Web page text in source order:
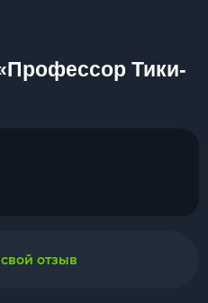
Тики-
отзыв